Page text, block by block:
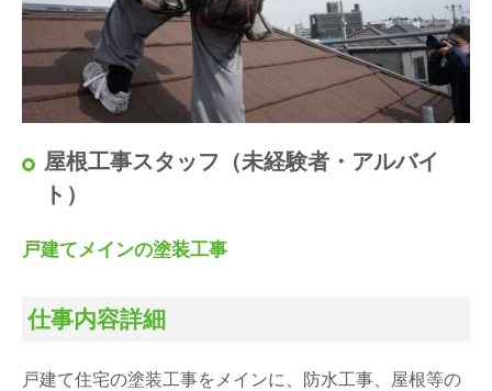
屋根工事スタッフ（未経験者・アルバイ
ト）
戸建てメインの塗装工事
仕事内容詳細
戸建て住宅の塗装工事をメインに、防水工事、屋根等の